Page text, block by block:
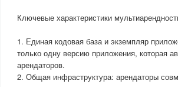
Ключевые характеристики
1. Единая кодовая база и экземпляр
только одну версию приложения, которая
арендаторов.
2. Общая инфраструктура: арендаторы